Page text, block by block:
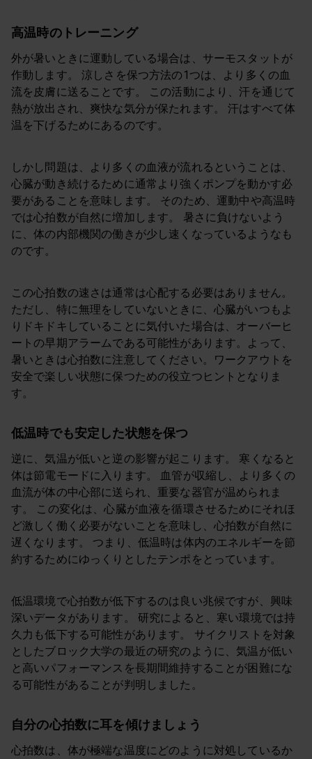
高温時のトレーニング
外が暑いときに運動している場合は、サーモスタットが
作動します。 涼しさを保つ方法の1つは、より多くの血
流を皮膚に送ることです。 この活動により、汗を通じて
熱が放出され、爽快な気分が保たれます。 汗はすべて体
温を下げるためにあるのです。
しかし問題は、より多くの血液が流れるということは、
心臓が動き続けるために通常より強くポンプを動かす必
要があることを意味します。 そのため、運動中や高温時
では心拍数が自然に増加します。 暑さに負けないよう
に、体の内部機関の働きが少し速くなっているようなも
のです。
この心拍数の速さは通常は心配する必要はありません。
ただし、特に無理をしていないときに、心臓がいつもよ
りドキドキしていることに気付いた場合は、オーバーヒ
ートの早期アラームである可能性があります。よって、
暑いときは心拍数に注意してください。ワークアウトを
安全で楽しい状態に保つための役立つヒントとなりま
す。
低温時でも安定した状態を保つ
逆に、気温が低いと逆の影響が起こります。 寒くなると
体は節電モードに入ります。 血管が収縮し、より多くの
血流が体の中心部に送られ、重要な器官が温められま
す。 この変化は、心臓が血液を循環させるためにそれほ
ど激しく働く必要がないことを意味し、心拍数が自然に
遅くなります。 つまり、低温時は体内のエネルギーを節
約するためにゆっくりとしたテンポをとっています。
低温環境で心拍数が低下するのは良い兆候ですが、興味
深いデータがあります。 研究によると、寒い環境では持
久力も低下する可能性があります。 サイクリストを対象
としたブロック大学の最近の研究のように、気温が低い
と高いパフォーマンスを長期間維持することが困難にな
る可能性があることが判明しました。
自分の心拍数に耳を傾けましょう
心拍数は、体が極端な温度にどのように対処しているか